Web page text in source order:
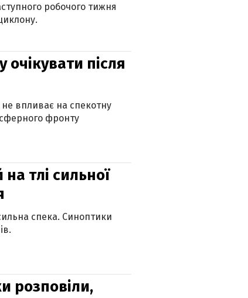
робочого тижня
після
впливає на спекотну
фронту
тлі сильної
спека. Синоптики
розповіли,